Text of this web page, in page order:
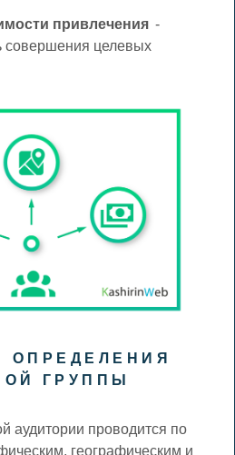
привлечения -
совершения целевых
ОПРЕДЕЛЕНИЯ
ГРУППЫ
аудитории проводится по
географическим и